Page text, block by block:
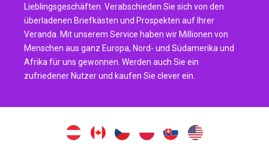
Lieblingsgeschäften. Verabschieden Sie sich von den
überladenen Briefkästen und Prospekten auf Ihrer
Veranda. Mit unserem Service haben wir Millionen von
Menschen aus ganz Europa, Nord- und Südamerika und
Afrika für uns gewonnen. Werden auch Sie ein
zufriedener Nutzer und kaufen Sie clever ein.